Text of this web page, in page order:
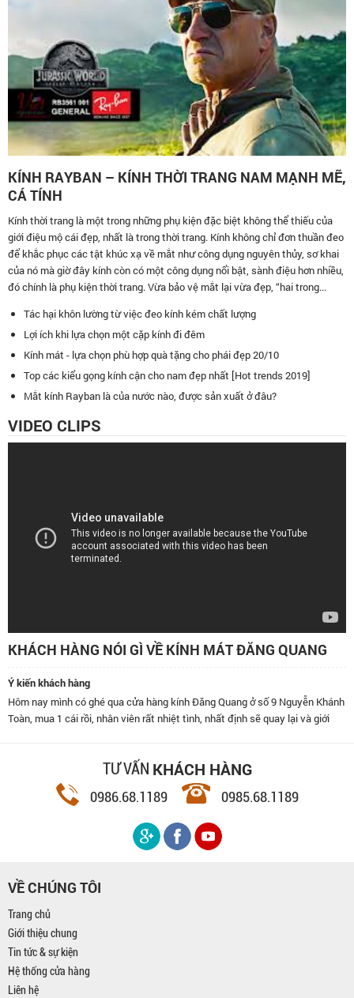
KÍNH RAYBAN – KÍNH THỜI TRANG NAM MẠNH MẼ,
CÁ TÍNH
Kính thời trang là một trong những phụ kiện đặc biệt không thể thiếu của
giới điệu mộ cái đẹp, nhất là trong thời trang. Kính không chỉ đơn thuần đeo
để khắc phục các tật khúc xạ về mắt như công dụng nguyên thủy, sơ khai
của nó mà giờ đây kính còn có một công dụng nổi bật, sành điệu hơn nhiều,
đó chính là phụ kiện thời trang. Vừa bảo vệ mắt lại vừa đẹp, “hai trong...
Tác hại khôn lường từ việc đeo kính kém chất lượng
Lợi ích khi lựa chọn một cặp kính đi đêm
Kính mát - lựa chọn phù hợp quà tặng cho phái đẹp 20/10
Top các kiểu gọng kính cận cho nam đẹp nhất [Hot trends 2019]
Mắt kính Rayban là của nước nào, được sản xuất ở đâu?
VIDEO CLIPS
KHÁCH HÀNG NÓI GÌ VỀ KÍNH MÁT ĐĂNG QUANG
Ý kiến khách hàng
mình có ghé qua cửa hàng kính Đăng Quang ở số 9 Nguyễn Khánh
1 cái rồi, nhân viên rất nhiệt tình, nhất định sẽ quay lại và giới
Đã
thái
TƯ VẤN KHÁCH HÀNG
0986.68.1189 0985.68.1189
VỀ CHÚNG TÔI
Trang chủ
Giới thiệu chung
Tin tức & sự kiện
Hệ thống cửa hàng
Liên hệ